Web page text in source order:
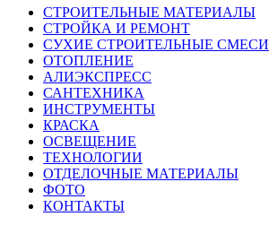
СТРОИТЕЛЬНЫЕ МАТЕРИАЛЫ
СТРОЙКА И РЕМОНТ
СУХИЕ СТРОИТЕЛЬНЫЕ СМЕСИ
ОТОПЛЕНИЕ
АЛИЭКСПРЕСС
САНТЕХНИКА
ИНСТРУМЕНТЫ
КРАСКА
ОСВЕЩЕНИЕ
ТЕХНОЛОГИИ
ОТДЕЛОЧНЫЕ МАТЕРИАЛЫ
ФОТО
КОНТАКТЫ